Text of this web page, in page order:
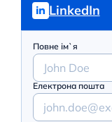
LinkedIn
Повне ім`я
Електрона пошта